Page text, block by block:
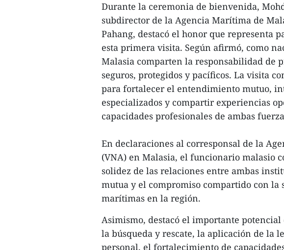
Durante la ceremonia de bienvenida,
subdirector de la Agencia Marítima de
Pahang, destacó el honor que representa
esta primera visita. Según afirmó, como
Malasia comparten la responsabilidad de
seguros, protegidos y pacíficos. La visita
para fortalecer el entendimiento mutuo,
especializados y compartir experiencias
capacidades profesionales de ambas
En declaraciones al corresponsal de la
(VNA) en Malasia, el funcionario malasio
solidez de las relaciones entre ambas
mutua y el compromiso compartido con la
marítimas en la región.
Asimismo, destacó el importante
la búsqueda y rescate, la aplicación de la
personal, el fortalecimiento de